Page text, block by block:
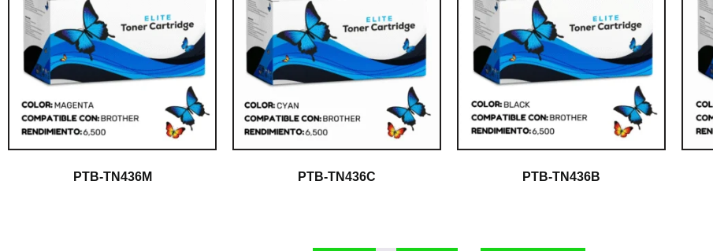
PTB-TN436M
PTB-TN436C
PTB-TN436B